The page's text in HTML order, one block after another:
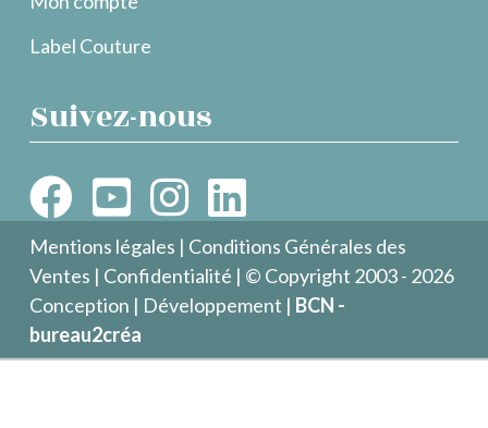
Label Couture
Suivez-nous
Mentions légales | Conditions Générales des
Ventes | Confidentialité | © Copyright 2003 - 2026
Conception | Développement | BCN -
bureau2créa